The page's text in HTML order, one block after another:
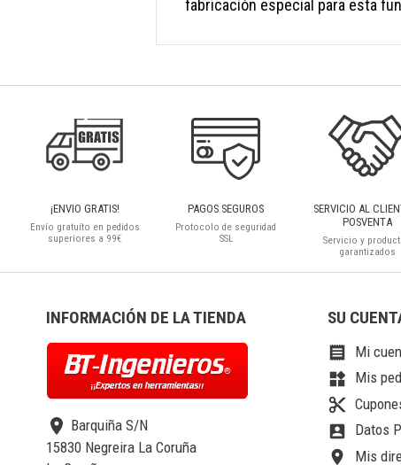
fabricación especial para esta
¡ENVIO GRATIS!
Envío gratuíto en pedidos
superiores a 99€
PAGOS SEGUROS
Protocolo de seguridad
SSL
SERVICIO AL
POSVENTA
Servicio y
garantizados
INFORMACIÓN DE LA TIENDA
location_on Barquiña S/N
15830 Negreira La Coruña
SU
 Mi
widgets Mis
content_cut
account_box Datos
location_on Mis